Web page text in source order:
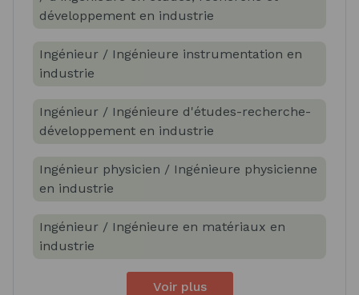
développement en industrie
Ingénieur / Ingénieure instrumentation en
industrie
Ingénieur / Ingénieure d'études-recherche-
développement en industrie
Ingénieur physicien / Ingénieure physicienne
en industrie
Ingénieur / Ingénieure en matériaux en
industrie
Voir plus